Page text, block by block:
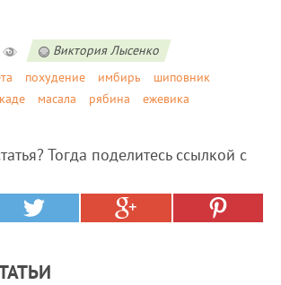
Виктория Лысенко
похудение имбирь
шиповник
масала рябина ежевика
Тогда поделитесь ссылкой с